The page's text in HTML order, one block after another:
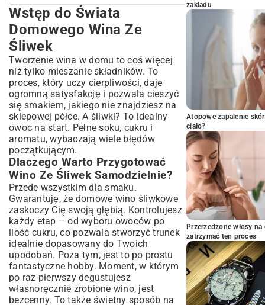
Wstęp do Świata Domowego Wina Ze
Śliwek
Dlaczego Warto Przygotować Wino Ze
Śliwek Samodzielnie?
Krótka Historia Winiarstwa Owocowego w
Polsce
Co Będzie Potrzebne? Kompletna Lista
Składników i Sprzętu
Idealne Śliwki na Wino – Jak Wybrać?
Niezbędne Akcesoria Winiarskie – Od
Balonu po Korek
Łatwy Przepis na Wino Ze Śliwek Krok
po Kroku
Przygotowanie Owoców i Miazgi
Rozpoczęcie Fermentacji Burzliwej
Obciąganie Wina i Fermentacja Cicha
Klarowanie i Butelkowanie
Sekrety Udanej Fermentacji i Pielęgnacji
Wina
Najczęstsze Błędy i Jak Ich Unikać
Kiedy Wino Jest Gotowe do Degustacji?
Wariacje Smakowe i Dodatki do Wina
Śliwkowego
Wstęp do Świata
Domowego Wina Ze
Śliwek
Tworzenie wina w domu to coś więcej
niż tylko mieszanie składników. To
proces, który uczy cierpliwości, daje
ogromną satysfakcję i pozwala cieszyć
się smakiem, jakiego nie znajdziesz na
sklepowej półce. A śliwki? To idealny
owoc na start. Pełne soku, cukru i
aromatu, wybaczają wiele błędów
początkującym.
Dlaczego Warto Przygotować
Wino Ze Śliwek Samodzielnie?
Przede wszystkim dla smaku.
Gwarantuję, że domowe wino śliwkowe
zaskoczy Cię swoją głębią. Kontrolujesz
każdy etap – od wyboru owoców po
ilość cukru, co pozwala stworzyć trunek
idealnie dopasowany do Twoich
upodobań. Poza tym, jest to po prostu
fantastyczne hobby. Moment, w którym
po raz pierwszy degustujesz
własnoręcznie zrobione wino, jest
bezcenny. To także świetny sposób na
zakładu
Atopowe zapalenie
ciało?
Przerzedzone włosy
zatrzymać ten proces